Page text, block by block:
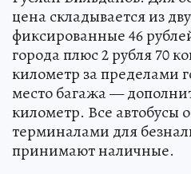
цена складывается из
фиксированные 46
города плюс 2 рубля 70
километр за пределами
место багажа —
километр. Все автобусы
терминалами для
принимают наличные.